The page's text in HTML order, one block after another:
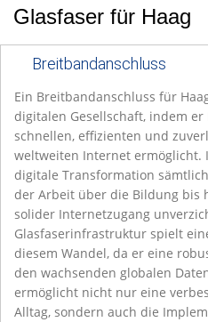
Glasfaser für Haag
Breitbandanschluss
Ein Breitbandanschluss für
digitalen Gesellschaft, indem
schnellen, effizienten und
weltweiten Internet ermöglicht.
digitale Transformation
der Arbeit über die Bildung bis
solider Internetzugang
Glasfaserinfrastruktur spielt
diesem Wandel, da er eine
den wachsenden globalen
ermöglicht nicht nur eine
Alltag, sondern auch die